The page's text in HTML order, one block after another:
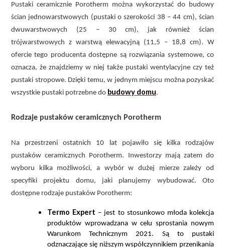
Pustaki ceramicznie Porotherm można wykorzystać do budowy
ścian jednowarstwowych (pustaki o szerokości 38 – 44 cm), ścian
dwuwarstwowych (25 – 30 cm), jak również ścian
trójwarstwowych z warstwą elewacyjną (11,5 – 18,8 cm). W
ofercie tego producenta dostępne są rozwiązania systemowe, co
oznacza, że znajdziemy w niej także pustaki wentylacyjne czy też
pustaki stropowe. Dzięki temu, w jednym miejscu można pozyskać
wszystkie pustaki potrzebne do budowy domu.
Rodzaje pustaków ceramicznych Porotherm
Na przestrzeni ostatnich 10 lat pojawiło się kilka rodzajów
pustaków ceramicznych Porotherm. Inwestorzy mają zatem do
wyboru kilka możliwości, a wybór w dużej mierze zależy od
specyfiki projektu domu, jaki planujemy wybudować. Oto
dostępne rodzaje pustaków Porotherm:
Termo Expert – jest to stosunkowo młoda kolekcja
produktów wprowadzana w celu sprostania nowym
Warunkom Technicznym 2021. Są to pustaki
odznaczające się niższym współczynnikiem przenikania